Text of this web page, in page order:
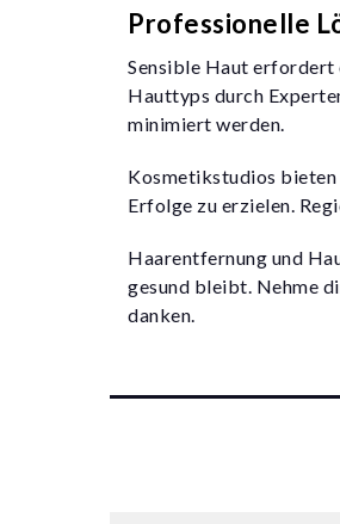
Professionelle
Sensible Haut erfordert
Hauttyps durch
minimiert werden.
Kosmetikstudios bieten
Erfolge zu erzielen.
Haarentfernung und
gesund bleibt. Nehme
danken.